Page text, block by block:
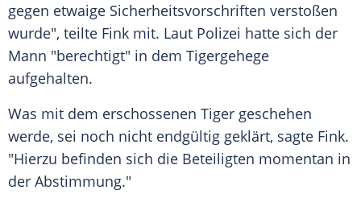
gegen etwaige Sicherheitsvorschriften verstoßen
wurde", teilte Fink mit. Laut Polizei hatte sich der
Mann "berechtigt" in dem Tigergehege
aufgehalten.
Was mit dem erschossenen Tiger geschehen
werde, sei noch nicht endgültig geklärt, sagte Fink.
"Hierzu befinden sich die Beteiligten momentan in
der Abstimmung."